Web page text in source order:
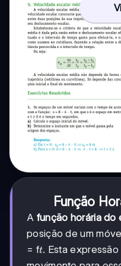
Função
A função horária do
posição de um
= ft
t. Esta